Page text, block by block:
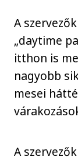
A
„daytime
itthon is
nagyobb
mesei
A